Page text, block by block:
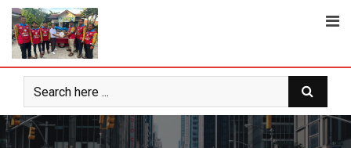
Skip
content